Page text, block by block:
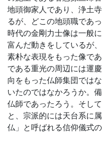
地頭御家人であり、浄土
るが、どこの地頭職であ
時代の金剛力士像は一般
富んだ動きをしているが
素朴な表現をもった像で
である重光の周辺には運
向をもった仏師集団では
いたのではなかろうか。
仏師であったろう。そし
と、宗派的には天台系に
仏」と呼ばれる信仰儀式